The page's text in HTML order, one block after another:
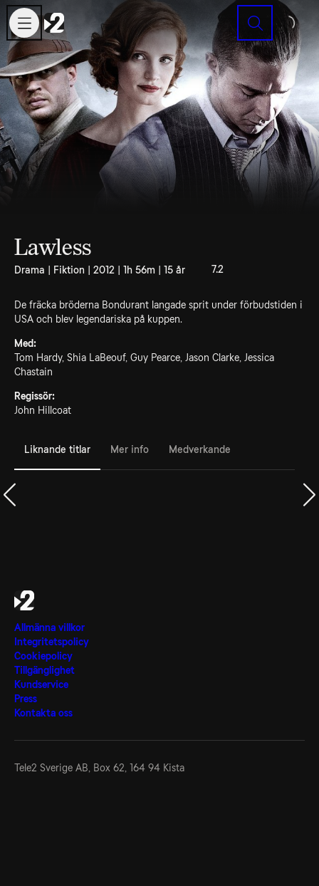
Sök
Lawless
Drama | Fiktion | 2012 | 1h 56m | 15 år 7.2
De fräcka bröderna Bondurant langade sprit under förbudstiden i
USA och blev legendariska på kuppen.
Med:
Tom Hardy, Shia LaBeouf, Guy Pearce, Jason Clarke, Jessica
Chastain
Regissör:
John Hillcoat
Liknande titlar Mer info Medverkande
Allmänna villkor
Integritetspolicy
Cookiepolicy
Tillgänglighet
Kundservice
Press
Kontakta oss
Tele2 Sverige AB, Box 62, 164 94 Kista